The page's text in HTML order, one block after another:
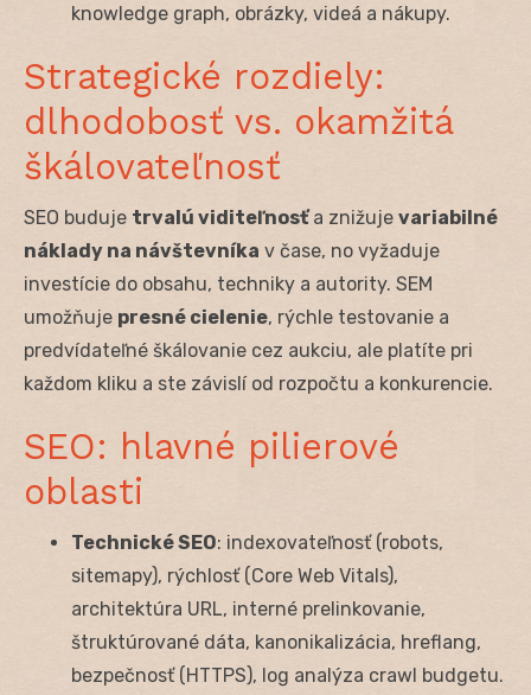
knowledge graph, obrázky, videá a nákupy.
Strategické rozdiely:
dlhodobosť vs. okamžitá
škálovateľnosť
SEO buduje trvalú viditeľnosťa znižuje variabilné
náklady na návštevníka v čase, no vyžaduje
investície do obsahu, techniky a autority. SEM
umožňuje presné cielenie, rýchle testovanie a
predvídateľné škálovanie cez aukciu, ale platíte pri
každom kliku a ste závislí od rozpočtu a konkurencie.
SEO: hlavné pilierové
oblasti
Technické SEO: indexovateľnosť (robots,
sitemapy), rýchlosť (Core Web Vitals),
architektúra URL, interné prelinkovanie,
štruktúrované dáta, kanonikalizácia, hreflang,
bezpečnosť (HTTPS), log analýza crawl budgetu.